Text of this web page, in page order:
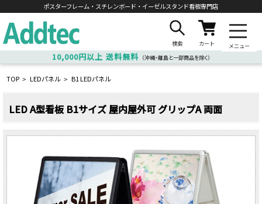
ポスターフレーム・スチレンボード・ イーゼルスタンド看板専門店
検索 カート メニュー
10,000円以上 送料無料 （沖縄・離島と一部商品を除く）
TOP > LEDパネル > B1 LEDパネル
LED A型看板 B1サイズ 屋内屋外可 グリップA 両面